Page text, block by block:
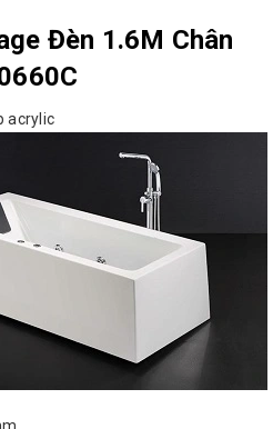
Đèn 1.6M Chân
acrylic